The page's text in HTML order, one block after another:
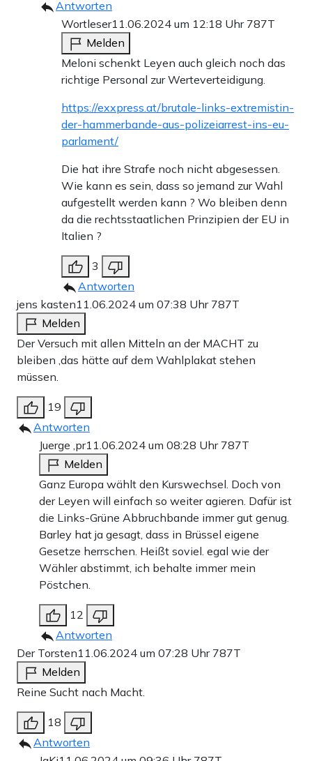
Antworten
Wortleser11.06.2024 um 12:18 Uhr 787T
Melden
Meloni schenkt Leyen auch gleich noch das
richtige Personal zur Werteverteidigung.
https://exxpress.at/brutale-links-extremistin-
der-hammerbande-aus-polizeiarrest-ins-eu-
parlament/
Die hat ihre Strafe noch nicht abgesessen.
Wie kann es sein, dass so jemand zur Wahl
aufgestellt werden kann ? Wo bleiben denn
da die rechtsstaatlichen Prinzipien der EU in
Italien ?
3
Antworten
jens kasten11.06.2024 um 07:38 Uhr 787T
Melden
Der Versuch mit allen Mitteln an der MACHT zu
bleiben ,das hätte auf dem Wahlplakat stehen
müssen.
19
Antworten
Juerge ,pr11.06.2024 um 08:28 Uhr 787T
Melden
Ganz Europa wählt den Kurswechsel. Doch von
der Leyen will einfach so weiter agieren. Dafür ist
die Links-Grüne Abbruchbande immer gut genug.
Barley hat ja gesagt, dass in Brüssel eigene
Gesetze herrschen. Heißt soviel. egal wie der
Wähler abstimmt, ich behalte immer mein
Pöstchen.
12
Antworten
Der Torsten11.06.2024 um 07:28 Uhr 787T
Melden
Reine Sucht nach Macht.
18
Antworten